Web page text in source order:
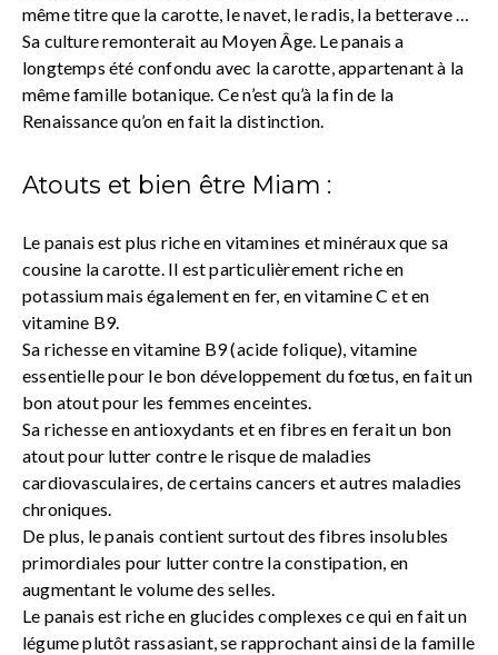
même titre que la carotte, le navet, le radis, la betterave …
Sa culture remonterait au Moyen Âge. Le panais a
longtemps été confondu avec la carotte, appartenant à la
même famille botanique. Ce n’est qu’à la fin de la
Renaissance qu’on en fait la distinction.
Atouts et bien être Miam :
Le panais est plus riche en vitamines et minéraux que sa
cousine la carotte. Il est particulièrement riche en
potassium mais également en fer, en vitamine C et en
vitamine B9.
Sa richesse en vitamine B9 (acide folique), vitamine
essentielle pour le bon développement du fœtus, en fait un
bon atout pour les femmes enceintes.
Sa richesse en antioxydants et en fibres en ferait un bon
atout pour lutter contre le risque de maladies
cardiovasculaires, de certains cancers et autres maladies
chroniques.
De plus, le panais contient surtout des fibres insolubles
primordiales pour lutter contre la constipation, en
augmentant le volume des selles.
Le panais est riche en glucides complexes ce qui en fait un
légume plutôt rassasiant, se rapprochant ainsi de la famille